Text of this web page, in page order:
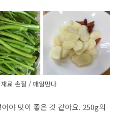
료 손질 / 매일만나
야 맛이 좋은 것 같아요. 250g의